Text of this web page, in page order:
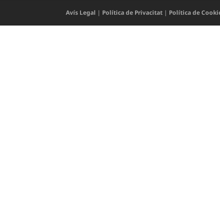
Avís Legal | Política de Privacitat | Política de